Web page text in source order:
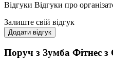
Відгуки Відгуки про
Залиште свій відгук
Додати відгук
Поруч з Зумба Фітнес